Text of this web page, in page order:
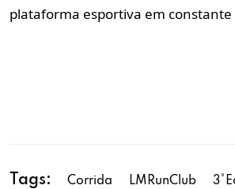
plataforma esportiva em
Tags: Corrida LMRunClub